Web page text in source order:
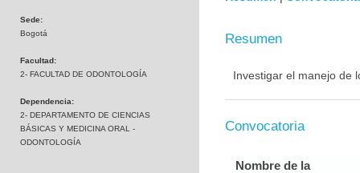
Sede:
Bogotá
Facultad:
2- FACULTAD DE ODONTOLOGÍA
Dependencia:
2- DEPARTAMENTO DE CIENCIAS
BÁSICAS Y MEDICINA ORAL -
ODONTOLOGÍA
Resumen
Investigar el manejo de
Convocatoria
Nombre de la